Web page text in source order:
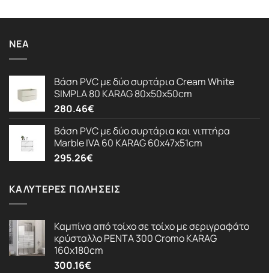
ΝΈΑ
Βάση PVC με δύο συρτάρια Cream White
SIMPLA 80 KARAG 80x50x50cm
280.46€
Βάση PVC με δύο συρτάρια και νιπτήρα
Marble IVA 60 KARAG 60x47x51cm
295.26€
ΚΑΛΎΤΕΡΕΣ ΠΩΛΉΣΕΙΣ
Καμπίνα από τοίχο σε τοίχο με σεριγραφάτο
κρύσταλλο PENTA 300 Cromo KARAG
160x180cm
300.16€